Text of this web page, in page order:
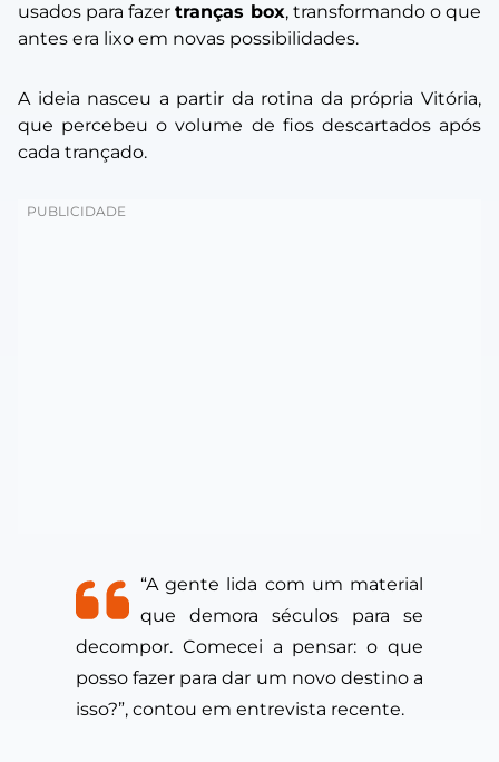
usados para fazertranças box, transformando o que
antes era lixo em novas possibilidades.
A ideia nasceu a partir da rotina da própria Vitória,
que percebeu o volume de fios descartados após
cada trançado.
“A gente lida com um material
que demora séculos para se
decompor. Comecei a pensar: o que
posso fazer para dar um novo destino a
isso?”, contou em entrevista recente.